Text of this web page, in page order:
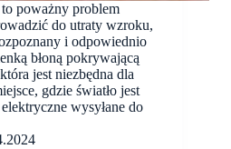
poważny problem
do utraty wzroku,
i odpowiednio
błoną pokrywającą
jest niezbędna dla
gdzie światło jest
wysyłane do